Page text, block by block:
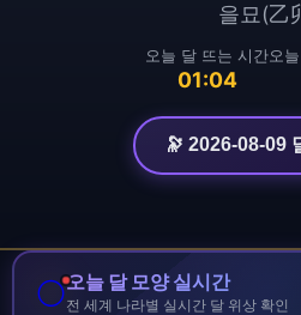
을묘(乙
오늘 달 뜨는 시간
01:04
오
🔭 2026-08-09
🌕오늘 달 모양 실시간
전 세계 나라별 실시간 달 위상 확인